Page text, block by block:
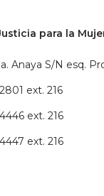
para la
Anaya S/N esq.
2801 ext. 216
4446 ext. 216
4447 ext. 216